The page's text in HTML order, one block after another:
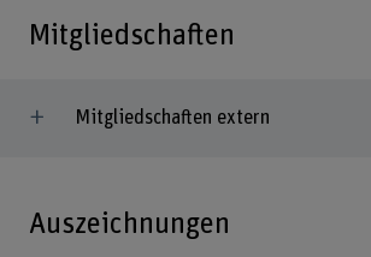
Mitgliedschaften
Mitgliedschaften extern
Auszeichnungen